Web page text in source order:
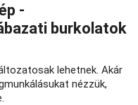
-
burkolatok
lehetnek. Akár
nézzük,